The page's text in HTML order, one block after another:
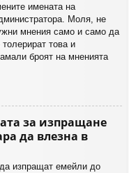
имената на
Моля, не
мнения само и само да
това и
броят на мненията
за изпращане
да влезна в
изпращат емейли до